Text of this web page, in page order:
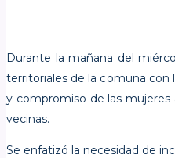
Durante la mañana del
territoriales de la comuna con
y compromiso de las mujeres
vecinas.
Se enfatizó la necesidad de